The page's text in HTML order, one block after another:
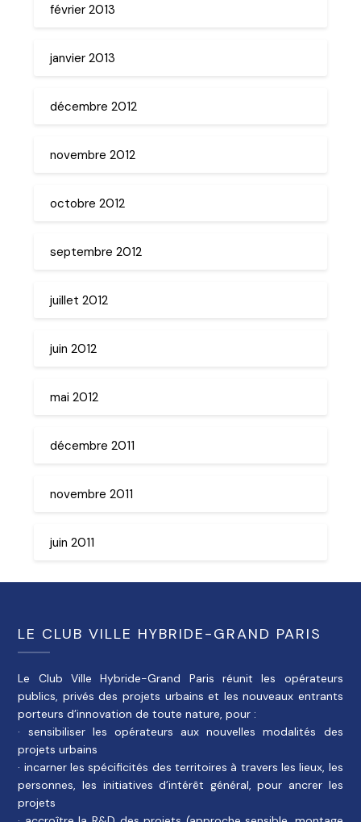
février 2013
janvier 2013
décembre 2012
novembre 2012
octobre 2012
septembre 2012
juillet 2012
juin 2012
mai 2012
décembre 2011
novembre 2011
juin 2011
LE CLUB VILLE HYBRIDE-GRAND PARIS
Le Club Ville Hybride-Grand Paris réunit les opérateurs
publics, privés des projets urbains et les nouveaux entrants
porteurs d’innovation de toute nature, pour :
· sensibiliser les opérateurs aux nouvelles modalités des
projets urbains
· incarner les spécificités des territoires à travers les lieux, les
personnes, les initiatives d’intérêt général, pour ancrer les
projets